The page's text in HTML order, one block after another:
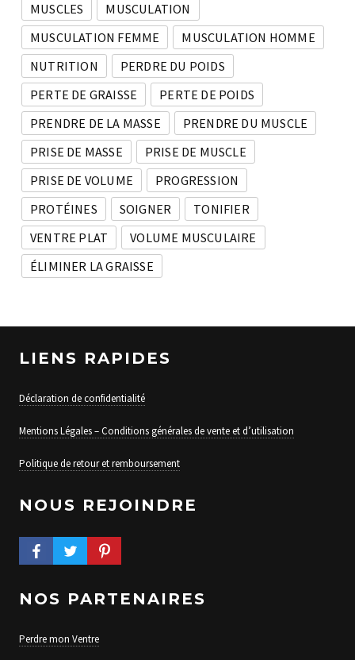
MUSCLES
MUSCULATION
MUSCULATION FEMME
MUSCULATION HOMME
NUTRITION
PERDRE DU POIDS
PERTE DE GRAISSE
PERTE DE POIDS
PRENDRE DE LA MASSE
PRENDRE DU MUSCLE
PRISE DE MASSE
PRISE DE MUSCLE
PRISE DE VOLUME
PROGRESSION
PROTÉINES
SOIGNER
TONIFIER
VENTRE PLAT
VOLUME MUSCULAIRE
ÉLIMINER LA GRAISSE
LIENS RAPIDES
Déclaration de confidentialité
Mentions Légales – Conditions générales de vente et d’utilisation
Politique de retour et remboursement
NOUS REJOINDRE
FACEBOOK PROFILE
TWITTER PROFILEPINTEREST PROFILE
NOS PARTENAIRES
Perdre mon Ventre